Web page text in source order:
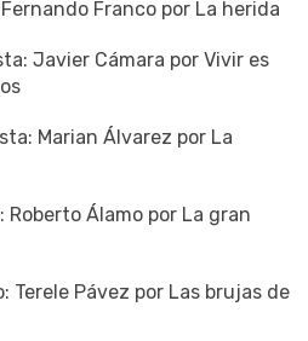
Franco por La herida
Javier Cámara por Vivir es
Marian Álvarez por La
Álamo por La gran
Terele Pávez por Las brujas de